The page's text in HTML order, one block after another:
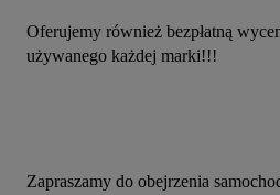
Oferujemy również bezpłatną
używanego każdej marki!!!
Zapraszamy do obejrzenia